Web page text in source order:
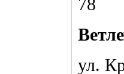
78
ул.